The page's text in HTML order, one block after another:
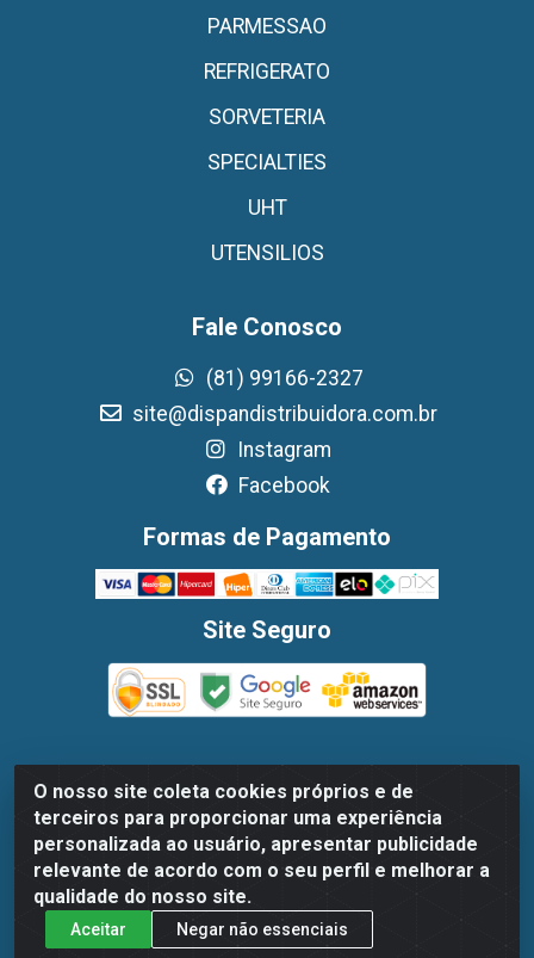
O nosso site coleta cookies próprios e de
terceiros para proporcionar uma experiência
personalizada ao usuário, apresentar publicidade
relevante de acordo com o seu perfil e melhorar a
qualidade do nosso site.
Aceitar
Negar não essenciais
PARMESSAO
REFRIGERATO
SORVETERIA
SPECIALTIES
UHT
UTENSILIOS
Fale Conosco
(81) 99166-2327
site@dispandistribuidora.com.br
Instagram
Facebook
Formas de Pagamento
Site Seguro
Dispan Distribuidora de Alimentos LTDA - Avenida
Marechal Mascarenhas De Moraes, 1048- Imbiribeira,
Recife/PE - CEP 51.170-000 - CNPJ 30.779.584/0003-78